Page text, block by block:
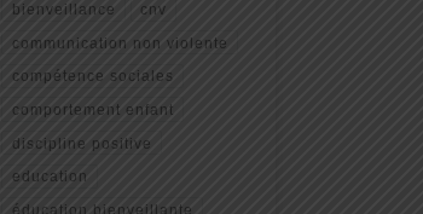
bienveillance cnv
communication non violente
compétence sociales
comportement enfant
discipline positive
education
éducation bienveillante